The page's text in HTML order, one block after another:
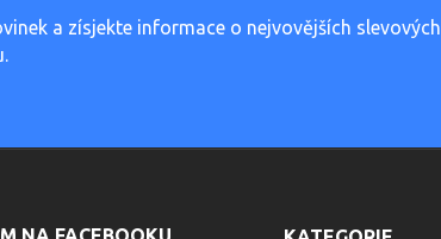
a zísjekte informace o nejvovějších slevových